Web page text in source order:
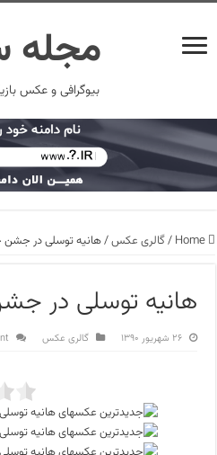
بیوگرافی و عکس
Home
/گالری عکس/هانیه توسلی در جشن
هانیه توسلی در
۲۶ شهریور ۱۳۹۰ گالری عکس